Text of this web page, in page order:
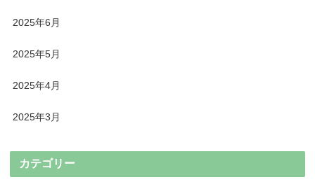
2025年6月
2025年5月
2025年4月
2025年3月
カテゴリー